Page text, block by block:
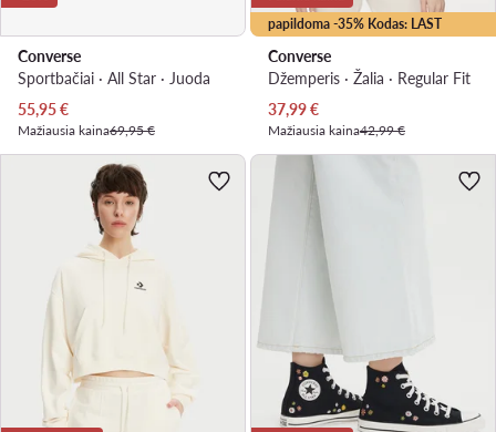
Converse
Sportbačiai · All Star · Juoda
Dabartinė kaina
55,95€
Mažiausia kaina69,95 €
papildoma -35% Kodas: LAST
Converse
Džemperis · Žalia · Regular Fit
Dabartinė kaina
37,99€
Mažiausia kaina42,99 €